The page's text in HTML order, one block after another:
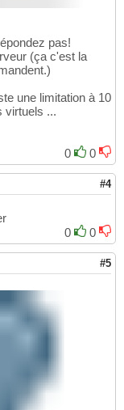
pas!
(ça c'est la
une limitation à 10
virtuels ...
0
0
#4
0
0
#5